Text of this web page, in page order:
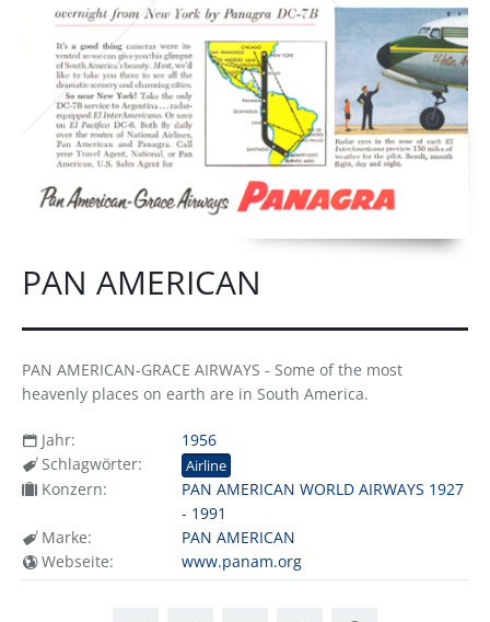
PAN AMERICAN
PAN AMERICAN-GRACE AIRWAYS - Some of the most
heavenly places on earth are in South America.
Jahr:
1956
Schlagwörter:
Airline
Konzern:
PAN AMERICAN WORLD AIRWAYS 1927
- 1991
Marke:
PAN AMERICAN
Webseite:
www.panam.org